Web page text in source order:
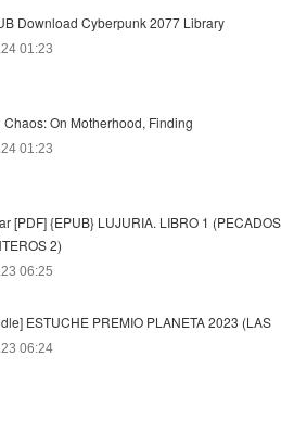
Download Cyberpunk 2077 Library
01:23
Chaos: On Motherhood, Finding
01:23
[PDF] {EPUB} LUJURIA. LIBRO 1 (PECADOS
2)
06:25
ESTUCHE PREMIO PLANETA 2023 (LAS
06:24